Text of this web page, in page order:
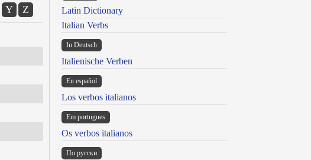
Y Z
Latin Dictionary
Italian Verbs
In Deutsch
Italienische Verben
En español
Los verbos italianos
Em portugues
Os verbos italianos
По русски